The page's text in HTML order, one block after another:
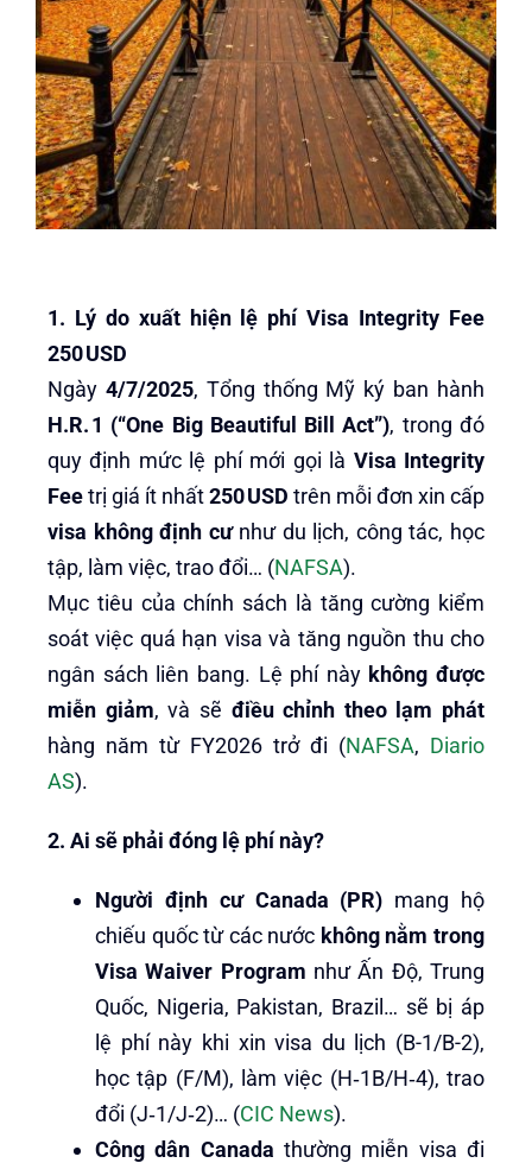
1. Lý do xuất hiện lệ phí Visa Integrity Fee
250 USD
Ngày 4/7/2025, Tổng thống Mỹ ký ban hành
H.R. 1 (“One Big Beautiful Bill Act”), trong đó
quy định mức lệ phí mới gọi là Visa Integrity
Feetrị giá ít nhất250 USD trên mỗi đơn xin cấp
visa không định cưnhư du lịch, công tác, học
tập, làm việc, trao đổi… (NAFSA).
Mục tiêu của chính sách là tăng cường kiểm
soát việc quá hạn visa và tăng nguồn thu cho
ngân sách liên bang. Lệ phí này không được
miễn giảm, và sẽ điều chỉnh theo lạm phát
hàng năm từ FY2026 trở đi (NAFSA, Diario
AS).
2. Ai sẽ phải đóng lệ phí này?
Người định cư Canada (PR) mang hộ
chiếu quốc từ các nước không nằm trong
Visa Waiver Program như Ấn Độ, Trung
Quốc, Nigeria, Pakistan, Brazil… sẽ bị áp
lệ phí này khi xin visa du lịch (B-1/B-2),
học tập (F/M), làm việc (H‑1B/H‑4), trao
đổi (J‑1/J‑2)… (CIC News).
Công dân Canada thường miễn visa đi